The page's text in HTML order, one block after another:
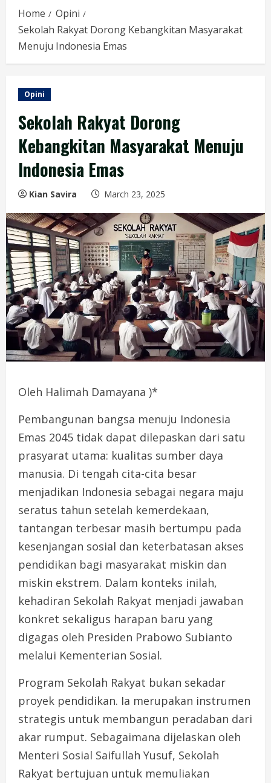
Home
Opini
Sekolah Rakyat Dorong Kebangkitan Masyarakat
Menuju Indonesia Emas
Opini
Sekolah Rakyat Dorong
Kebangkitan Masyarakat Menuju
Indonesia Emas
Kian Savira March 23, 2025
Oleh Halimah Damayana )*
Pembangunan bangsa menuju Indonesia
Emas 2045 tidak dapat dilepaskan dari satu
prasyarat utama: kualitas sumber daya
manusia. Di tengah cita-cita besar
menjadikan Indonesia sebagai negara maju
seratus tahun setelah kemerdekaan,
tantangan terbesar masih bertumpu pada
kesenjangan sosial dan keterbatasan akses
pendidikan bagi masyarakat miskin dan
miskin ekstrem. Dalam konteks inilah,
kehadiran Sekolah Rakyat menjadi jawaban
konkret sekaligus harapan baru yang
digagas oleh Presiden Prabowo Subianto
melalui Kementerian Sosial.
Program Sekolah Rakyat bukan sekadar
proyek pendidikan. Ia merupakan instrumen
strategis untuk membangun peradaban dari
akar rumput. Sebagaimana dijelaskan oleh
Menteri Sosial Saifullah Yusuf, Sekolah
Rakyat bertujuan untuk memuliakan